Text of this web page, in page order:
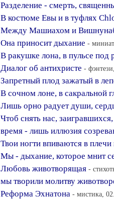
Разделение - смерть,
В костюме Евы и в туфлях
Между Машиахом и
Она приносит дыхание -
В ракушке лона, в пульсе под
Диалог об антихристе -
Запретный плод зажатый в
В сочном лоне, в сакральной
Лишь орно радует души,
Чтоб снять нас, заигравшихся,
время - лишь иллюзия
Твои ногти впиваются в
Мы - дыхание, которое мнит
Любовь животворящая -
мы творили молитву
Реформа Эхнатона - мистика,